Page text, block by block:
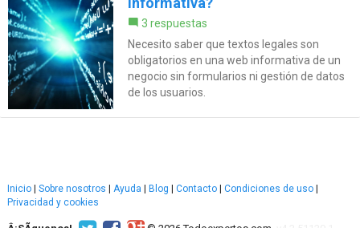
3 respuestas
Necesito saber que textos legales son
obligatorios en una web informativa de un
negocio sin formularios ni gestión de datos
de los usuarios.
Inicio Sobre nosotros Ayuda Blog Contacto Condiciones de uso
Privacidad y cookies